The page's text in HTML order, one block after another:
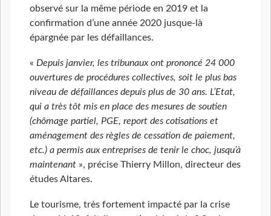
observé sur la même période en 2019 et la
confirmation d’une année 2020 jusque-là
épargnée par les défaillances.
« Depuis janvier, les tribunaux ont prononcé 24 000
ouvertures de procédures collectives, soit le plus bas
niveau de défaillances depuis plus de 30 ans. L’Etat,
qui a très tôt mis en place des mesures de soutien
(chômage partiel, PGE, report des cotisations et
aménagement des règles de cessation de paiement,
etc.) a permis aux entreprises de tenir le choc, jusqu’à
maintenant », précise Thierry Millon, directeur des
études Altares.
Le tourisme, très fortement impacté par la crise